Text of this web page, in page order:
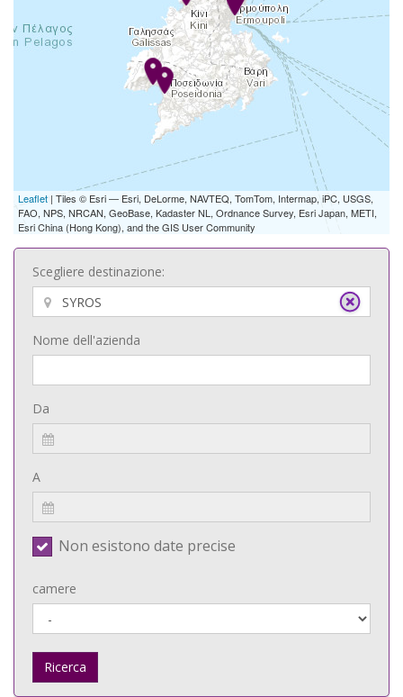
Leaflet | Tiles © Esri — Esri, DeLorme, NAVTEQ, TomTom, Intermap, iPC, USGS,
FAO, NPS, NRCAN, GeoBase, Kadaster NL, Ordnance Survey, Esri Japan, METI,
Esri China (Hong Kong), and the GIS User Community
Scegliere destinazione:
Nome dell'azienda
Da
A
Non esistono date precise
camere
Ricerca